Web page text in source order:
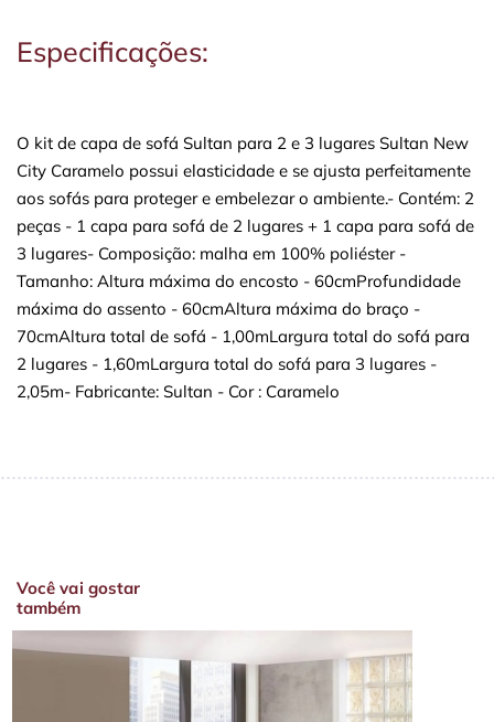
Especificações:
O kit de capa de sofá Sultan para 2 e 3 lugares Sultan New
City Caramelo possui elasticidade e se ajusta perfeitamente
aos sofás para proteger e embelezar o ambiente.- Contém: 2
peças - 1 capa para sofá de 2 lugares + 1 capa para sofá de
3 lugares- Composição: malha em 100% poliéster -
Tamanho: Altura máxima do encosto - 60cmProfundidade
máxima do assento - 60cmAltura máxima do braço -
70cmAltura total de sofá - 1,00mLargura total do sofá para
2 lugares - 1,60mLargura total do sofá para 3 lugares -
2,05m- Fabricante: Sultan - Cor : Caramelo
Você vai gostar
também